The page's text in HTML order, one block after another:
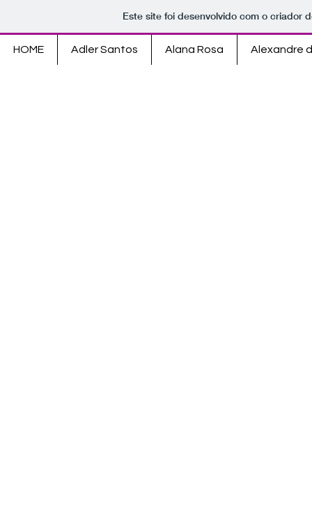
Este site foi desenvolvido com o criador
HOME Adler Santos Alana Rosa Alexandre